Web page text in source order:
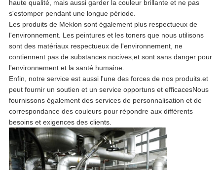
haute qualité, mais aussi garder la couleur brillante et ne pas
s'estomper pendant une longue période.
Les produits de Meklon sont également plus respectueux de
l'environnement. Les peintures et les toners que nous utilisons
sont des matériaux respectueux de l'environnement, ne
contiennent pas de substances nocives,et sont sans danger pour
l'environnement et la santé humaine.
Enfin, notre service est aussi l'une des forces de nos produits.et
peut fournir un soutien et un service opportuns et efficacesNous
fournissons également des services de personnalisation et de
correspondance des couleurs pour répondre aux différents
besoins et exigences des clients.